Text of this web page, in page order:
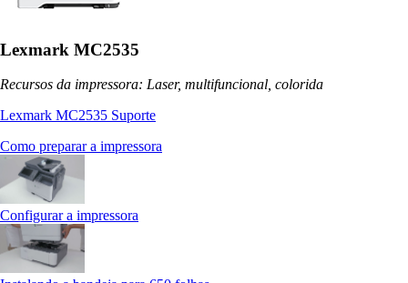
Lexmark MC2535
Recursos da impressora: Laser, multifuncional, colorida
Lexmark MC2535 Suporte
Como preparar a impressora
Configurar a impressora